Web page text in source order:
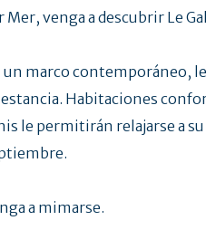
Mer, venga a descubrir Le
un marco contemporáneo,
Habitaciones
le permitirán relajarse a
a mimarse.